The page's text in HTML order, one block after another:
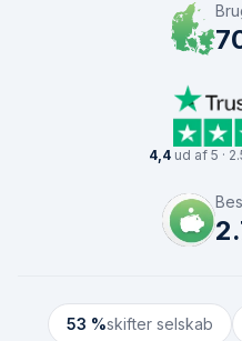
4,4ud af 5 ·
53 %skifter selskab